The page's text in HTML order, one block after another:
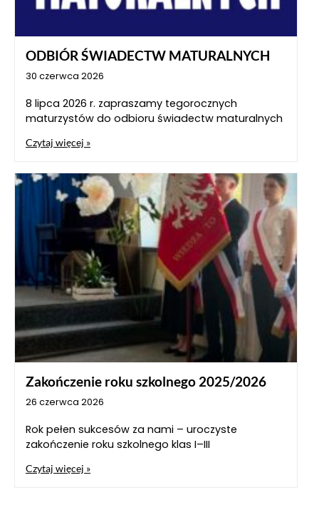
ODBIÓR ŚWIADECTW MATURALNYCH
30 czerwca 2026
8 lipca 2026 r. zapraszamy tegorocznych
maturzystów do odbioru świadectw maturalnych
Czytaj więcej »
Zakończenie roku szkolnego 2025/2026
26 czerwca 2026
Rok pełen sukcesów za nami – uroczyste
zakończenie roku szkolnego klas I–III
Czytaj więcej »